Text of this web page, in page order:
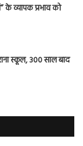
के व्यापक प्रभाव को
स्कूल, 300 साल बाद